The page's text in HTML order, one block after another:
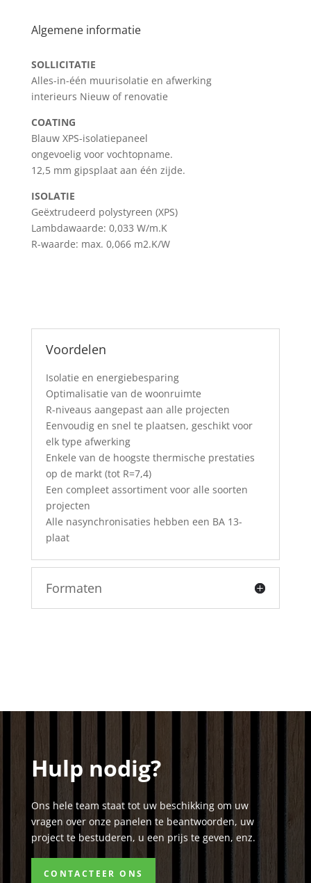
Algemene informatie
SOLLICITATIE
Alles-in-één muurisolatie en afwerking
interieurs Nieuw of renovatie
COATING
Blauw XPS-isolatiepaneel
ongevoelig voor vochtopname.
12,5 mm gipsplaat aan één zijde.
ISOLATIE
Geëxtrudeerd polystyreen (XPS)
Lambdawaarde: 0,033 W/m.K
R-waarde: max. 0,066 m2.K/W
Voordelen
Isolatie en energiebesparing
Optimalisatie van de woonruimte
R-niveaus aangepast aan alle projecten
Eenvoudig en snel te plaatsen, geschikt voor
elk type afwerking
Enkele van de hoogste thermische prestaties
op de markt (tot R=7,4)
Een compleet assortiment voor alle soorten
projecten
Alle nasynchronisaties hebben een BA 13-
plaat
Formaten
Hulp nodig?
Ons hele team staat tot uw beschikking om uw
vragen over onze panelen te beantwoorden, uw
project te bestuderen, u een prijs te geven, enz.
CONTACTEER ONS